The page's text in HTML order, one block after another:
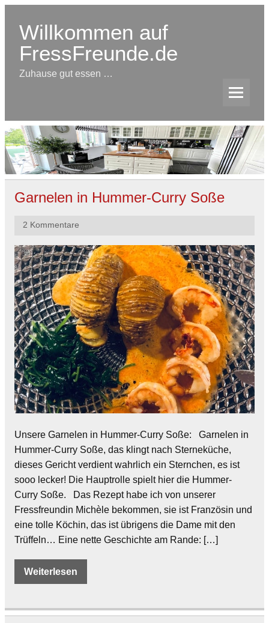
Skip
contentWillkommen auf
FressFreunde.de
Zuhause gut essen …
Garnelen in Hummer-Curry Soße
2 Kommentare
Unsere Garnelen in Hummer-Curry Soße: Garnelen in
Hummer-Curry Soße, das klingt nach Sterneküche,
dieses Gericht verdient wahrlich ein Sternchen, es ist
sooo lecker! Die Hauptrolle spielt hier die Hummer-
Curry Soße. Das Rezept habe ich von unserer
Fressfreundin Michèle bekommen, sie ist Französin und
eine tolle Köchin, das ist übrigens die Dame mit den
Trüffeln… Eine nette Geschichte am Rande: […]
Weiterlesen